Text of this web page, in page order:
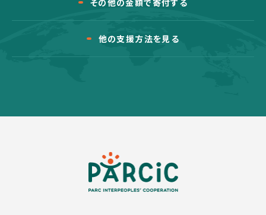
その他の金額で寄付する
他の支援方法を見る